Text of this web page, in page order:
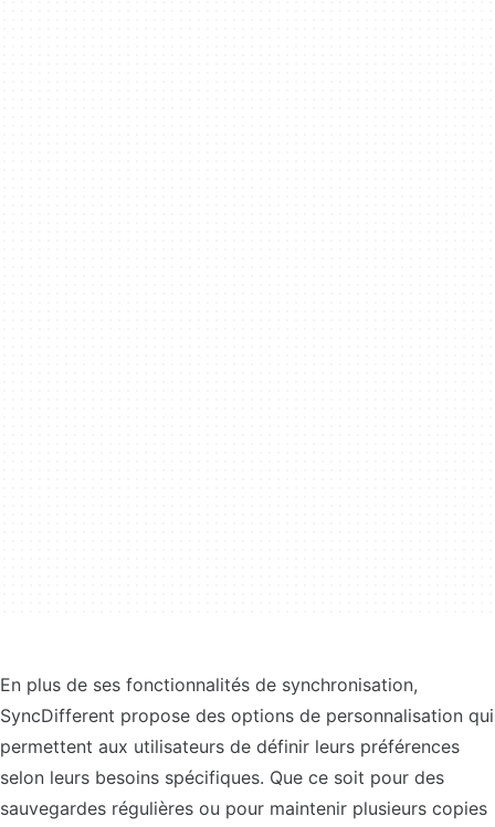
En plus de ses fonctionnalités de synchronisation,
SyncDifferent propose des options de personnalisation qui
permettent aux utilisateurs de définir leurs préférences
selon leurs besoins spécifiques. Que ce soit pour des
sauvegardes régulières ou pour maintenir plusieurs copies